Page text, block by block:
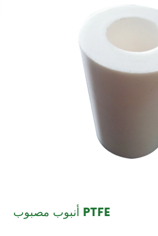
أنبوب مصبوب PTFE